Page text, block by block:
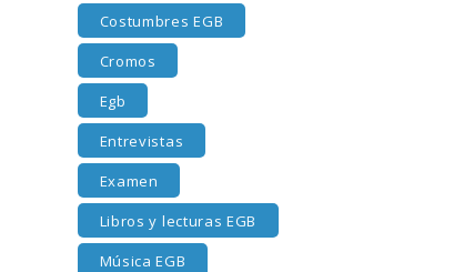
Costumbres EGB
Cromos
Egb
Entrevistas
Examen
Libros y lecturas EGB
Música EGB